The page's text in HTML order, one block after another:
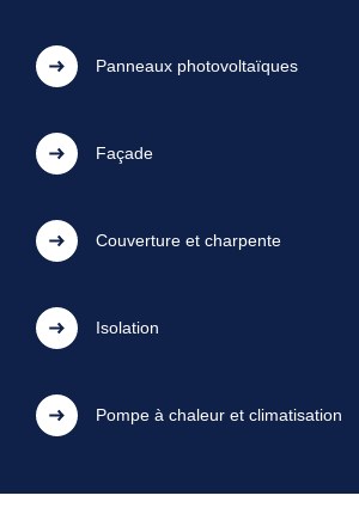
Panneaux photovoltaïques
Façade
Couverture et charpente
Isolation
Pompe à chaleur et climatisation